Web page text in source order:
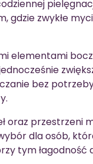
gdzie zwykłe
elementami
bez
oraz przestrzeni
dla osób,
tym łagodność